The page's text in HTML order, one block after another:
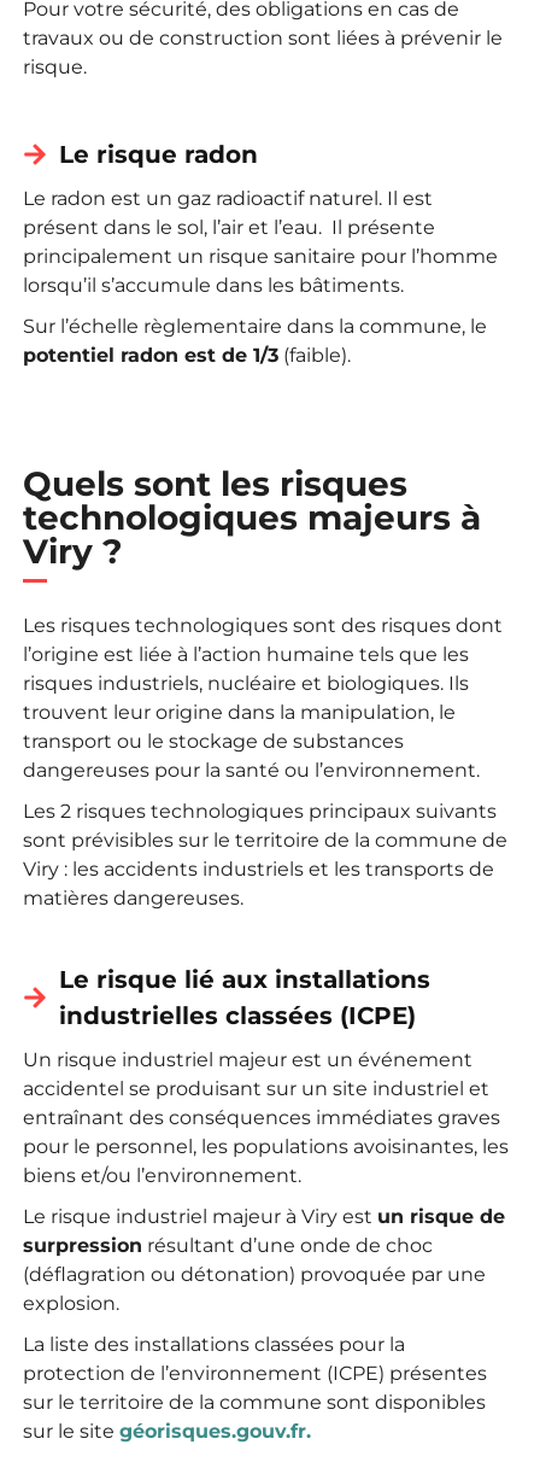
Pour votre sécurité, des obligations en cas de
travaux ou de construction sont liées à prévenir le
risque.
Le risque radon
Le radon est un gaz radioactif naturel. Il est
présent dans le sol, l’air et l’eau. Il présente
principalement un risque sanitaire pour l’homme
lorsqu’il s’accumule dans les bâtiments.
Sur l’échelle règlementaire dans la commune, le
potentiel radon est de 1/3 (faible).
Quels sont les risques
technologiques majeurs à
Viry ?
Les risques technologiques sont des risques dont
l’origine est liée à l’action humaine tels que les
risques industriels, nucléaire et biologiques. Ils
trouvent leur origine dans la manipulation, le
transport ou le stockage de substances
dangereuses pour la santé ou l’environnement.
Les 2 risques technologiques principaux suivants
sont prévisibles sur le territoire de la commune de
Viry : les accidents industriels et les transports de
matières dangereuses.
Le risque lié aux installations
industrielles classées (ICPE)
Un risque industriel majeur est un événement
accidentel se produisant sur un site industriel et
entraînant des conséquences immédiates graves
pour le personnel, les populations avoisinantes, les
biens et/ou l’environnement.
Le risque industriel majeur à Viry est un risque de
surpression résultant d’une onde de choc
(déflagration ou détonation) provoquée par une
explosion.
La liste des installations classées pour la
protection de l’environnement (ICPE) présentes
sur le territoire de la commune sont disponibles
sur le site géorisques.gouv.fr.